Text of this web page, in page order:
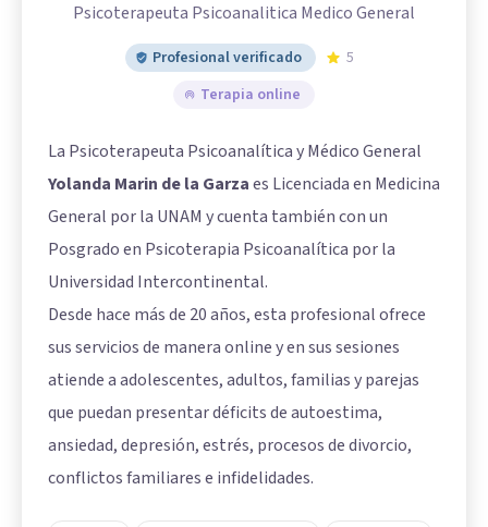
Psicoterapeuta Psicoanalitica Medico General
Profesional verificado
5
Terapia online
La Psicoterapeuta Psicoanalítica y Médico General
Yolanda Marin de la Garzaes Licenciada en Medicina
General por la UNAM y cuenta también con un
Posgrado en Psicoterapia Psicoanalítica por la
Universidad Intercontinental.
Desde hace más de 20 años, esta profesional ofrece
sus servicios de manera online y en sus sesiones
atiende a adolescentes, adultos, familias y parejas
que puedan presentar déficits de autoestima,
ansiedad, depresión, estrés, procesos de divorcio,
conflictos familiares e infidelidades.